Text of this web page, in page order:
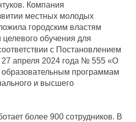
Компания
местных молодых
городским властям
целевого обучения для
с Постановлением
27 апреля 2024 года № 555 «О
программам
и высшего
более 900 сотрудников. В